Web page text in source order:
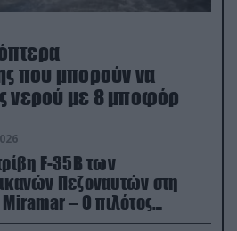
που μπορούν να
νερού με 8 μποφόρ
F-35B των
Πεζοναυτών στη
– Ο πιλότος
εγκαίρως